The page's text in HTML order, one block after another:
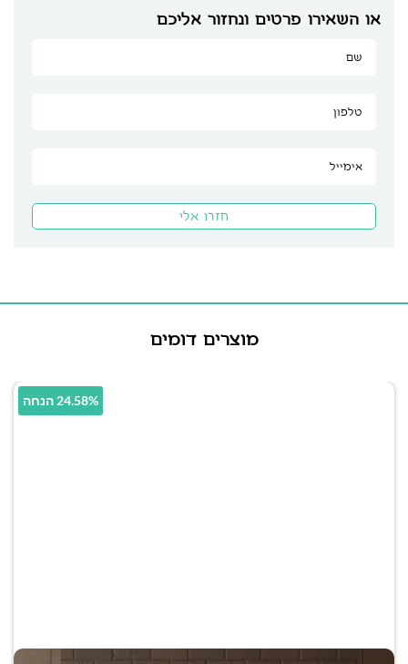
או השאירו פרטים ונחזור אליכם
מוצרים דומים
24.58% הנחה